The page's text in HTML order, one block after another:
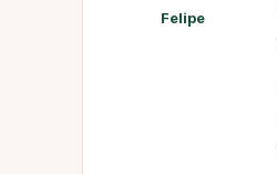
Felipe